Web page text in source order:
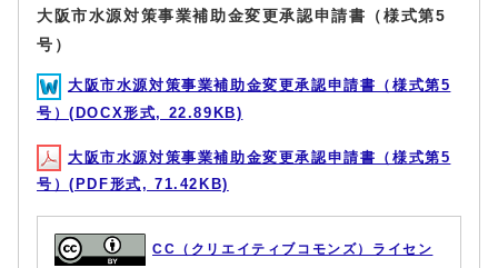
大阪市水源対策事業補助金変更承認申請書（様式第5
号）
大阪市水源対策事業補助金変更承認申請書（様式第5
号）(DOCX形式, 22.89KB)
大阪市水源対策事業補助金変更承認申請書（様式第5
号）(PDF形式, 71.42KB)
CC（クリエイティブコモンズ）ライセン